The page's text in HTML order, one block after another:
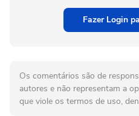
Fazer Login
Os comentários são de
autores e não representam a
que viole os termos de uso,